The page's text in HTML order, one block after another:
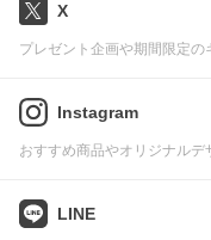
X
プレゼント企画や期間限定の
Instagram
おすすめ商品やオリジナル
LINE